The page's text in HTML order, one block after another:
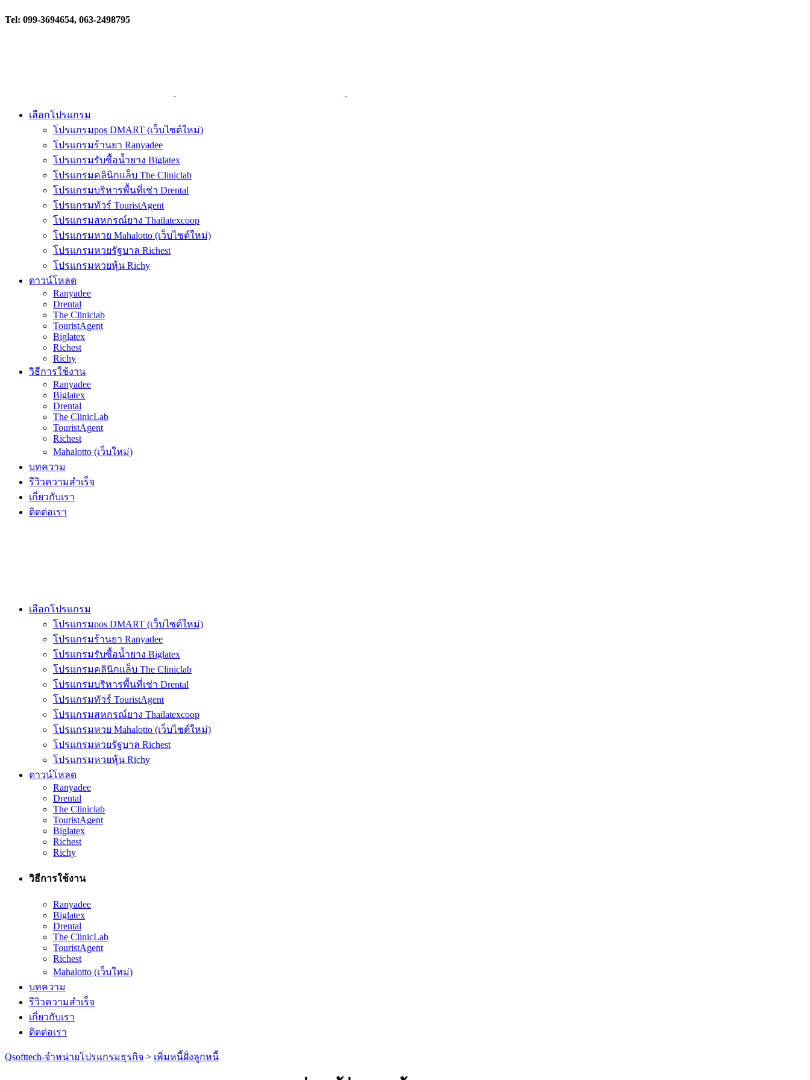
Tel: 099-3694654, 063-2498795
เลือกโปรแกรม
โปรแกรมpos DMART (เว็บไซต์ใหม่)
โปรแกรมร้านยา Ranyadee
โปรแกรมรับซื้อน้ำยาง Biglatex
โปรแกรมคลินิกแล็บ The Cliniclab
โปรแกรมบริหารพื้นที่เช่า Drental
โปรแกรมทัวร์ TouristAgent
โปรแกรมสหกรณ์ยาง Thailatexcoop
โปรแกรมหวย Mahalotto (เว็บไซต์ใหม่)
โปรแกรมหวยรัฐบาล Richest
โปรแกรมหวยหุ้น Richy
ดาวน์โหลด
Ranyadee
Drental
The Cliniclab
TouristAgent
Biglatex
Richest
Richy
วิธีการใช้งาน
Ranyadee
Biglatex
Drental
The ClinicLab
TouristAgent
Richest
Mahalotto (เว็บใหม่)
บทความ
รีวิวความสำเร็จ
เกี่ยวกับเรา
ติดต่อเรา
เลือกโปรแกรม
โปรแกรมpos DMART (เว็บไซต์ใหม่)
โปรแกรมร้านยา Ranyadee
โปรแกรมรับซื้อน้ำยาง Biglatex
โปรแกรมคลินิกแล็บ The Cliniclab
โปรแกรมบริหารพื้นที่เช่า Drental
โปรแกรมทัวร์ TouristAgent
โปรแกรมสหกรณ์ยาง Thailatexcoop
โปรแกรมหวย Mahalotto (เว็บไซต์ใหม่)
โปรแกรมหวยรัฐบาล Richest
โปรแกรมหวยหุ้น Richy
ดาวน์โหลด
Ranyadee
Drental
The Cliniclab
TouristAgent
Biglatex
Richest
Richy
วิธีการใช้งาน
Ranyadee
Biglatex
Drental
The ClinicLab
TouristAgent
Richest
Mahalotto (เว็บใหม่)
บทความ
รีวิวความสำเร็จ
เกี่ยวกับเรา
ติดต่อเรา
Qsofttech-จำหน่ายโปรแกรมธุรกิจ > เพิ่มหนี้ฝั่งลูกหนี้